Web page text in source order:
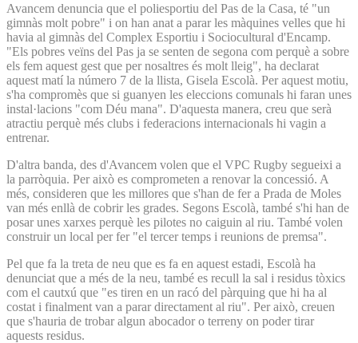
Avancem denuncia que el poliesportiu del Pas de la Casa, té "un
gimnàs molt pobre" i on han anat a parar les màquines velles que hi
havia al gimnàs del Complex Esportiu i Sociocultural d'Encamp.
"Els pobres veïns del Pas ja se senten de segona com perquè a sobre
els fem aquest gest que per nosaltres és molt lleig", ha declarat
aquest matí la número 7 de la llista, Gisela Escolà. Per aquest motiu,
s'ha compromès que si guanyen les eleccions comunals hi faran unes
instal·lacions "com Déu mana". D'aquesta manera, creu que serà
atractiu perquè més clubs i federacions internacionals hi vagin a
entrenar.
D'altra banda, des d'Avancem volen que el VPC Rugby segueixi a
la parròquia. Per això es comprometen a renovar la concessió. A
més, consideren que les millores que s'han de fer a Prada de Moles
van més enllà de cobrir les grades. Segons Escolà, també s'hi han de
posar unes xarxes perquè les pilotes no caiguin al riu. També volen
construir un local per fer "el tercer temps i reunions de premsa".
Pel que fa la treta de neu que es fa en aquest estadi, Escolà ha
denunciat que a més de la neu, també es recull la sal i residus tòxics
com el cautxú que "es tiren en un racó del pàrquing que hi ha al
costat i finalment van a parar directament al riu". Per això, creuen
que s'hauria de trobar algun abocador o terreny on poder tirar
aquests residus.